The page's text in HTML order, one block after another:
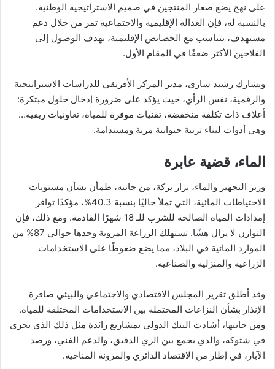
على نهج يضع صغار المنتجين في صميم الاستراتيجية الوطنية.
بالنسبة له، فإن العدالة الإقليمية والاجتماعية تمر من خلال دعم
مستهدف، يتناسب مع الخصائص الإقليمية، بهدف الوصول إلى
الفلاحين الأكثر ضعفًا في المقام الأول.
ويشارك رشيد ساري، مدير المركز الأفريقي للدراسات الاستراتيجية
والرقمية، نفس الرأي، حيث يؤكد على ضرورة إدخال حلول مبتكرة:
أعلاف ذات تكلفة منخفضة، تقنيات موفرة للمياه، تعاونيات ريفية…
وهي أدوات لبناء تربية حيوانية مرنة ومستدامة.
الماء، قضية عابرة
وزير التجهيز والماء، نزار بركة، من جانبه، طمأن بشأن مستويات
الاحتياطات المائية، التي تملأ حاليًا بنسبة 40.3%، مؤكدًا توافر
إمدادات المياه الصالحة للشرب للـ 18 شهرًا القادمة. ومع ذلك، فإن
التوازن لا يزال هشًا. تستهلك الزراعة المروية وحدها حوالي 87% من
الموارد المائية في البلاد، مما يضع ضغوطًا على الاستخدامات
الزراعية والمنزلية والصناعية.
وقد أطلق تقرير المجلس الاقتصادي والاجتماعي والبيئي صافرة
الإنذار بشأن النزاعات المحتملة بين الاستخدامات المختلفة للمياه.
ومن جانبها، أشادت البنك الدولي بمشاريع رائدة مثل ذلك الذي يجري
في شتوكه، والذي يجمع بين الري الدقيق، والدعم الفني، ورصد
الآبار، في إطار من الاقتصاد الدائري والمرونة المناخية.